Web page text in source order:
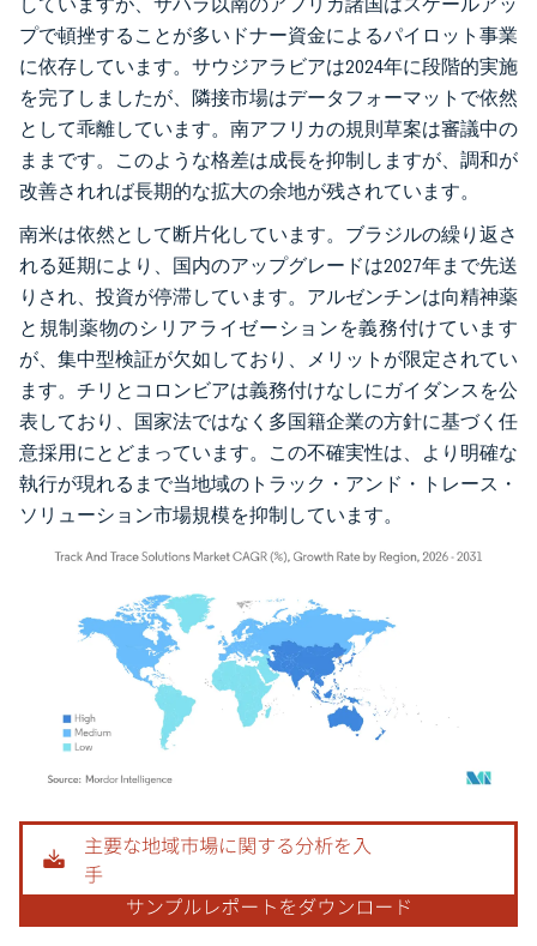
プで頓挫することが多いドナー資金によるパイロット事業
に依存しています。サウジアラビアは2024年に段階的実施
を完了しましたが、隣接市場はデータフォーマットで依然
として乖離しています。南アフリカの規則草案は審議中の
ままです。このような格差は成長を抑制しますが、調和が
改善されれば長期的な拡大の余地が残されています。
南米は依然として断片化しています。ブラジルの繰り返さ
れる延期により、国内のアップグレードは2027年まで先送
りされ、投資が停滞しています。アルゼンチンは向精神薬
と規制薬物のシリアライゼーションを義務付けています
が、集中型検証が欠如しており、メリットが限定されてい
ます。チリとコロンビアは義務付けなしにガイダンスを公
表しており、国家法ではなく多国籍企業の方針に基づく任
意採用にとどまっています。この不確実性は、より明確な
執行が現れるまで当地域のトラック・アンド・トレース・
ソリューション市場規模を抑制しています。
画像 © Mordor Intelligence。再利用にはCC BY 4.0の表示が必要です。